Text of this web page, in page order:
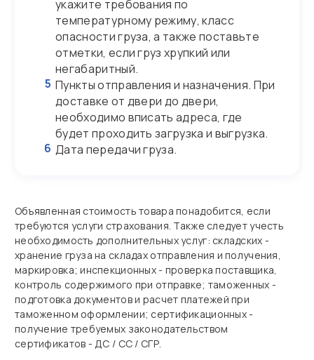
укажите требования по
температурному режиму, класс
опасности груза, а также поставьте
отметки, если груз хрупкий или
негабаритный.
5 Пункты отправления и назначения. При
доставке от двери до двери,
необходимо вписать адреса, где
будет проходить загрузка и выгрузка.
6 Дата передачи груза.
Объявленная стоимость товара понадобится, если
требуются услуги страхования. Также следует учесть
необходимость дополнительных услуг: складских -
хранение груза на складах отправления и получения,
маркировка; инспекционных - проверка поставщика,
контроль содержимого при отправке; таможенных -
подготовка документов и расчет платежей при
таможенном оформлении; сертификационных -
получение требуемых законодательством
сертификатов - ДС / СС / СГР.